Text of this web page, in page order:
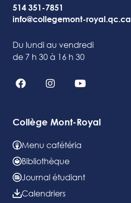
514 351-7851
info@collegemont-royal.qc.ca
Du lundi au vendredi
de 7 h 30 à 16 h 30
Collège Mont-Royal
Menu cafétéria
Bibliothèque
Journal étudiant
Calendriers